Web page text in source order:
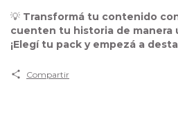
💡 Transformá tu contenido
cuenten tu historia de manera
¡Elegí tu pack y empezá a
Compartir